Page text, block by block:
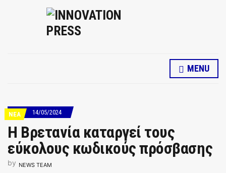
MENU
ΝΕΑ 14/05/2024
Η Βρετανία καταργεί τους
εύκολους κωδικούς πρόσβασης
by NEWS TEAM